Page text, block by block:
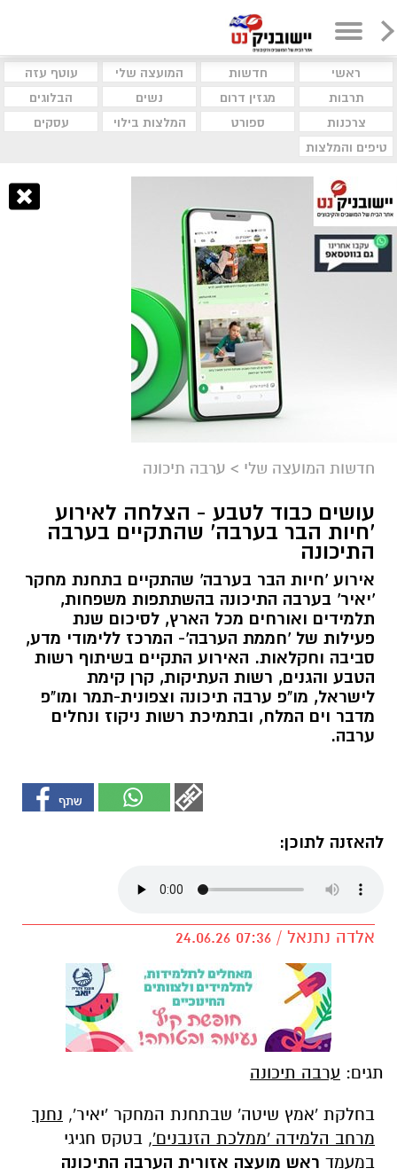
ראשי חדשות המועצה שלי
עוטף עזה
תרבות
מגזין דרום נשים
הבלוגים
צרכנות
ספורט המלצות בילוי
עסקים
טיפים והמלצות
חדשות המועצה שלי > ערבה תיכונה
עושים כבוד לטבע - הצלחה לאירוע
'חיות הבר בערבה' שהתקיים בערבה
התיכונה
אירוע 'חיות הבר בערבה' שהתקיים בתחנת מחקר
'יאיר' בערבה התיכונה בהשתתפות משפחות,
תלמידים ואורחים מכל הארץ, לסיכום שנת
פעילות של 'חממת הערבה'- המרכז ללימודי מדע,
סביבה וחקלאות. האירוע התקיים בשיתוף רשות
הטבע והגנים, רשות העתיקות, קרן קימת
לישראל, מו"פ ערבה תיכונה וצפונית-תמר ומו"פ
מדבר וים המלח, ובתמיכת רשות ניקוז ונחלים
ערבה.
להאזנה לתוכן:
אלדה נתנאל / 07:36 24.06.26
תגים: ערבה תיכונה
בחלקת 'אמץ שיטה' שבתחנת המחקר 'יאיר', נחנך
מרחב הלמידה 'ממלכת הזנבנים', בטקס חגיגי
במעמד ראש מועצה אזורית הערבה התיכונה